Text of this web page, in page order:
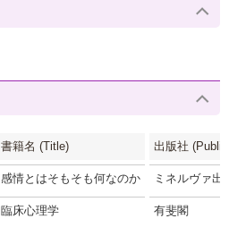
書籍名 (Title) 出版社
感情とはそもそも何なのか ミネルヴァ出
臨床心理学 有斐閣